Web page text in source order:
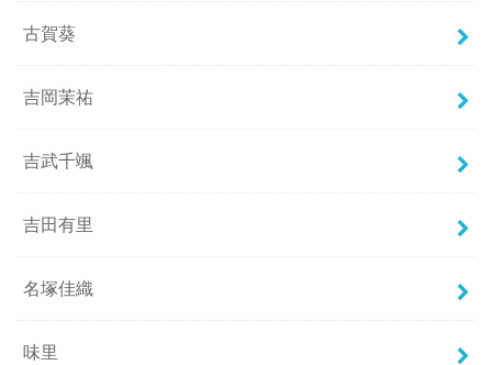
古賀葵
吉岡茉祐
吉武千颯
吉田有里
名塚佳織
味里